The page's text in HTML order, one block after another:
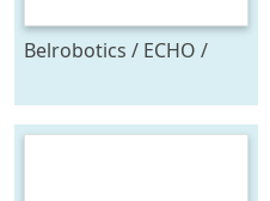
Belrobotics / ECHO /
leverancier
zonnepanelen accu